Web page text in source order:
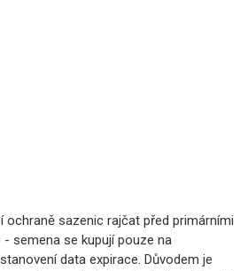
ochraně sazenic rajčat před primárními
- semena se kupují pouze na
data expirace. Důvodem je